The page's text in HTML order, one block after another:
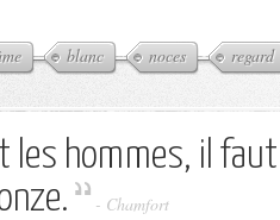
blanc noces regard
les hommes, il
- Chamfort